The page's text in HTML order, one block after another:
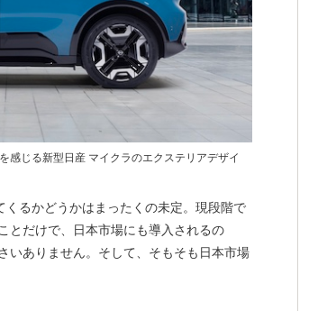
感じる新型日産 マイクラのエクステリアデザイ
るかどうかはまったくの未定。現段階で
とだけで、日本市場にも導入されるの
ありません。そして、そもそも日本市場